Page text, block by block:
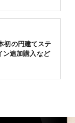
初の円建てステ
ン追加購入など